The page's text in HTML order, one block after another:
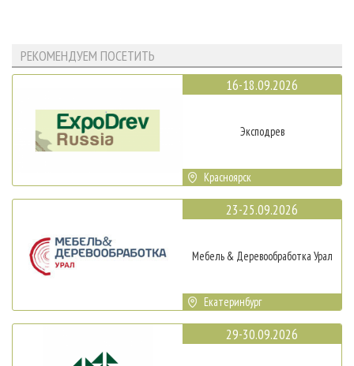
РЕКОМЕНДУЕМ ПОСЕТИТЬ
16-18.09.2026
Эксподрев
Красноярск
23-25.09.2026
Мебель & Деревообработка Урал
Екатеринбург
29-30.09.2026